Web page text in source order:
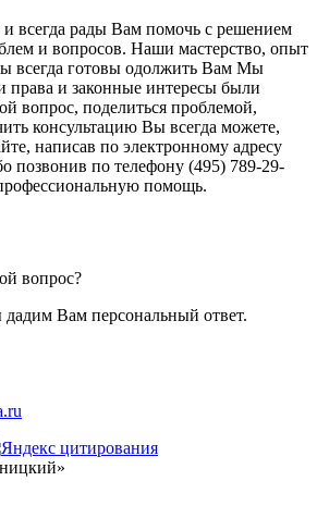
всегда рады Вам помочь с решением
и вопросов. Наши мастерство, опыт
всегда готовы одолжить Вам Мы
права и законные интересы были
вопрос, поделиться проблемой,
консультацию Вы всегда можете,
написав по электронному адресу
позвонив по телефону (495) 789-29-
помощь.
вопрос?
Вам персональный ответ.